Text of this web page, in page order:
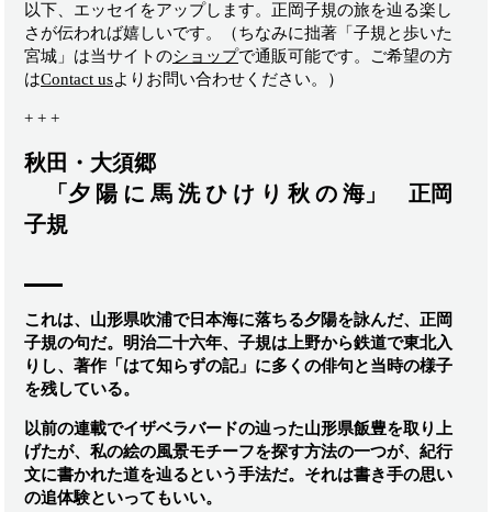
以下、エッセイをアップします。正岡子規の旅を辿る楽し
さが伝われば嬉しいです。（ちなみに拙著「子規と歩いた
宮城」は当サイトのショップで通販可能です。ご希望の方
はContact usよりお問い合わせください。）
+ + +
秋田・大須郷
「夕 陽 に 馬 洗 ひ け り 秋 の 海」 正岡
子規
これは、山形県吹浦で日本海に落ちる夕陽を詠んだ、正岡
子規の句だ。 明治二十六年、子規は上野から鉄道で東北入
りし、著作「はて知らずの記」に多くの俳句と当時の様子
を残している。
以前の連載でイザベラバードの辿った山形県飯豊を取り上
げたが、私の絵の風景モチーフを探す方法の一つが、紀行
文に書かれた道を辿るという手法だ。 それは書き手の思い
の追体験といってもいい。